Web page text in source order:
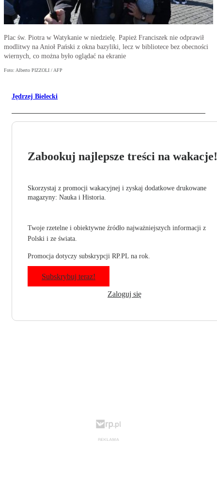
Plac św. Piotra w Watykanie w niedzielę. Papież Franciszek nie odprawił
modlitwy na Anioł Pański z okna bazyliki, lecz w bibliotece bez obecności
wiernych, co można było oglądać na ekranie
Foto: Alberto PIZZOLI / AFP
Jędrzej Bielecki
Zabookuj najlepsze treści na wakacje!
Skorzystaj z promocji wakacyjnej i zyskaj dodatkowe drukowane
magazyny: Nauka i Historia.
Twoje rzetelne i obiektywne źródło najważniejszych informacji z
Polski i ze świata.
Promocja dotyczy subskrypcji RP.PL na rok.
Subskrybuj teraz!
Zaloguj się